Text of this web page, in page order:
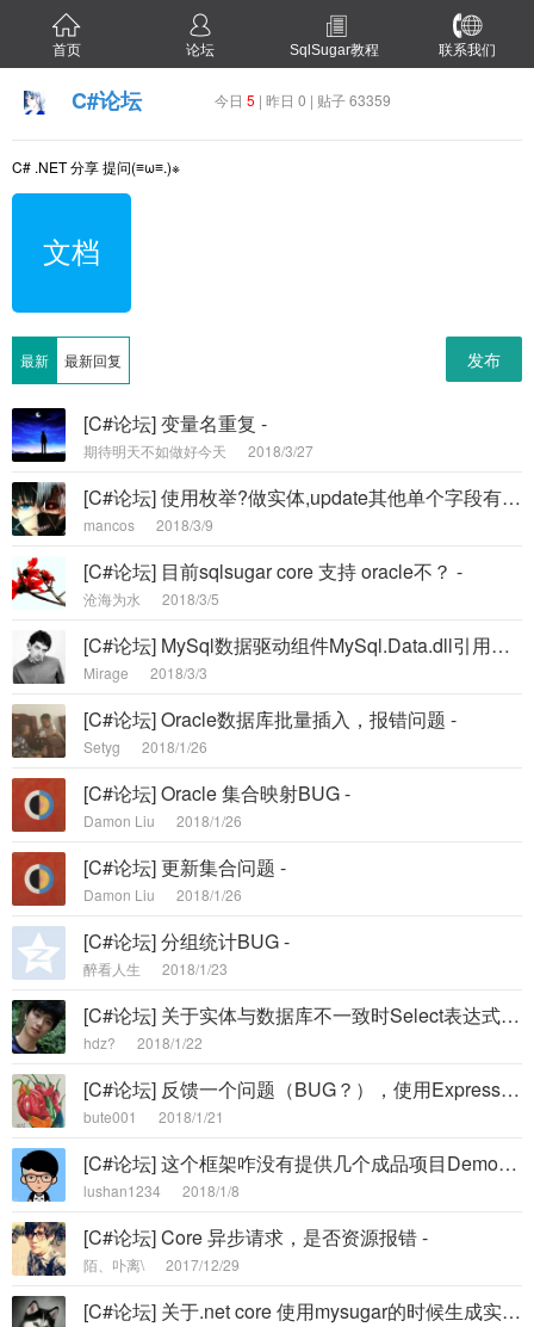
首页 论坛 SqlSugar教程 联系我们
C#论坛 今日 5 | 昨日 0 | 贴子 63359
C# .NET 分享 提问(≡ω≡.)※
文档
最新 最新回复 发布
[C#论坛] 变量名重复 -
期待明天不如做好今天 2018/3/27
[C#论坛] 使用枚举?做实体,update其他单个字段有bug,枚举字段会被更新成0 -
mancos 2018/3/9
[C#论坛] 目前sqlsugar core 支持 oracle不？ -
沧海为水 2018/3/5
[C#论坛] MySql数据驱动组件MySql.Data.dll引用异常问题 -
Mirage 2018/3/3
[C#论坛] Oracle数据库批量插入，报错问题 -
Setyg 2018/1/26
[C#论坛] Oracle 集合映射BUG -
Damon Liu 2018/1/26
[C#论坛] 更新集合问题 -
Damon Liu 2018/1/26
[C#论坛] 分组统计BUG -
醉看人生 2018/1/23
[C#论坛] 关于实体与数据库不一致时Select表达式的Bug（AS前后颠倒） -
hdz? 2018/1/22
[C#论坛] 反馈一个问题（BUG？），使用Expressionable拼接条件的问题 -
bute001 2018/1/21
[C#论坛] 这个框架咋没有提供几个成品项目Demo呢？ -
lushan1234 2018/1/8
[C#论坛] Core 异步请求，是否资源报错 -
陌、卟离\ 2017/12/29
[C#论坛] 关于.net core 使用mysugar的时候生成实体问题 -